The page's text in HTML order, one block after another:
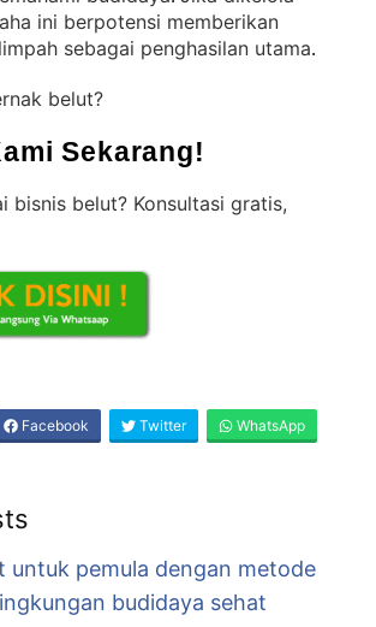
ini berpotensi memberikan
sebagai penghasilan utama.
belut?
Sekarang!
bisnis belut? Konsultasi gratis,
Facebook Twitter WhatsApp
untuk pemula dengan metode
budidaya sehat